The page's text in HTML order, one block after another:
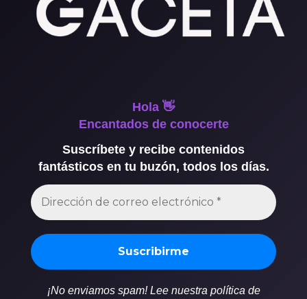
Hola 👋
Encantados de conocerte
Suscríbete y recibe contenidos
fantásticos en tu buzón, todos los días.
¡No enviamos spam! Lee nuestra política de